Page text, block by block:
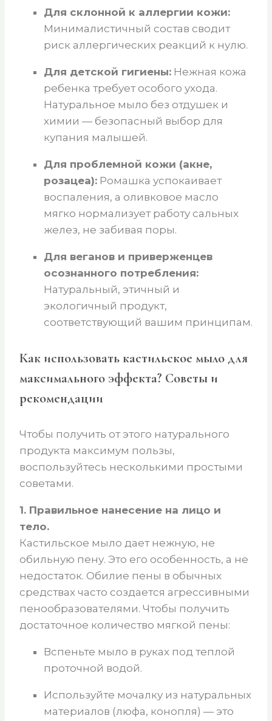
Для склонной к аллергии кожи:
Минималистичный состав сводит
риск аллергических реакций к нулю.
Для детской гигиены: Нежная кожа
ребенка требует особого ухода.
Натуральное мыло без отдушек и
химии — безопасный выбор для
купания малышей.
Для проблемной кожи (акне,
розацеа): Ромашка успокаивает
воспаления, а оливковое масло
мягко нормализует работу сальных
желез, не забивая поры.
Для веганов и приверженцев
осознанного потребления:
Натуральный, этичный и
экологичный продукт,
соответствующий вашим принципам.
Как использовать кастильское мыло для
максимального эффекта? Советы и
рекомендации
Чтобы получить от этого натурального
продукта максимум пользы,
воспользуйтесь несколькими простыми
советами.
1. Правильное нанесение на лицо и
тело.
Кастильское мыло дает нежную, не
обильную пену. Это его особенность, а не
недостаток. Обилие пены в обычных
средствах часто создается агрессивными
пенообразователями. Чтобы получить
достаточное количество мягкой пены:
Вспеньте мыло в руках под теплой
проточной водой.
Используйте мочалку из натуральных
материалов (люфа, конопля) — это